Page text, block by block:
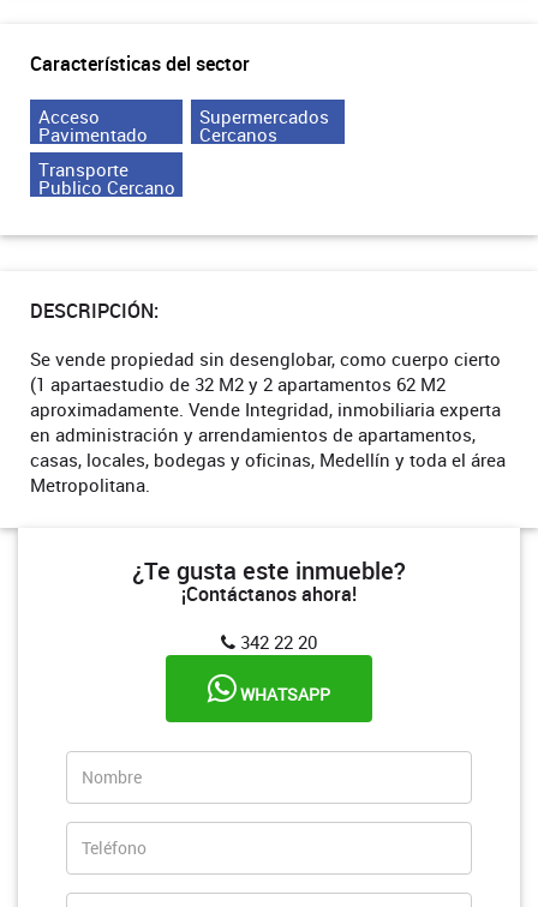
Características del sector
Acceso
Pavimentado
Supermercados
Cercanos
Transporte
Publico Cercano
DESCRIPCIÓN:
Se vende propiedad sin desenglobar, como cuerpo cierto
(1 apartaestudio de 32 M2 y 2 apartamentos 62 M2
aproximadamente. Vende Integridad, inmobiliaria experta
en administración y arrendamientos de apartamentos,
casas, locales, bodegas y oficinas, Medellín y toda el área
Metropolitana.
¿Te gusta este inmueble?
¡Contáctanos ahora!
342 22 20
WHATSAPP